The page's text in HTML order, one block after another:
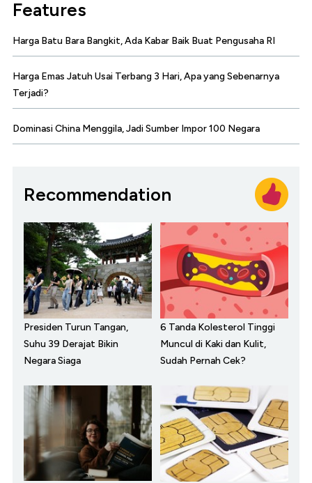
Features
Harga Batu Bara Bangkit, Ada Kabar Baik Buat Pengusaha RI
Harga Emas Jatuh Usai Terbang 3 Hari, Apa yang Sebenarnya
Terjadi?
Dominasi China Menggila, Jadi Sumber Impor 100 Negara
Recommendation
Presiden Turun Tangan,
Suhu 39 Derajat Bikin
Negara Siaga
6 Tanda Kolesterol Tinggi
Muncul di Kaki dan Kulit,
Sudah Pernah Cek?